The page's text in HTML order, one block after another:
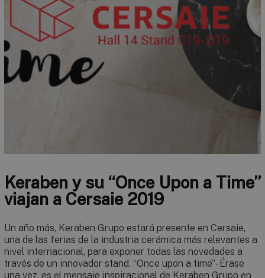
Keraben y su “Once Upon a Time”
viajan a Cersaie 2019
Un año más, Keraben Grupo estará presente en Cersaie,
una de las ferias de la industria cerámica más relevantes a
nivel internacional, para exponer todas las novedades a
través de un innovador stand. “Once upon a time”- Érase
una vez, es el mensaje inspiracional de Keraben Grupo en